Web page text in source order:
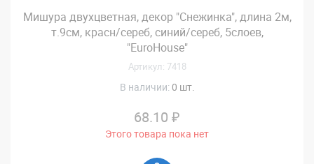
Мишура двухцветная, декор "Снежинка", длина 2м,
т.9см, красн/сереб, синий/сереб, 5слоев,
"EuroHouse"
Артикул: 7418
В наличии: 0 шт.
68.10 ₽
Этого товара пока нет